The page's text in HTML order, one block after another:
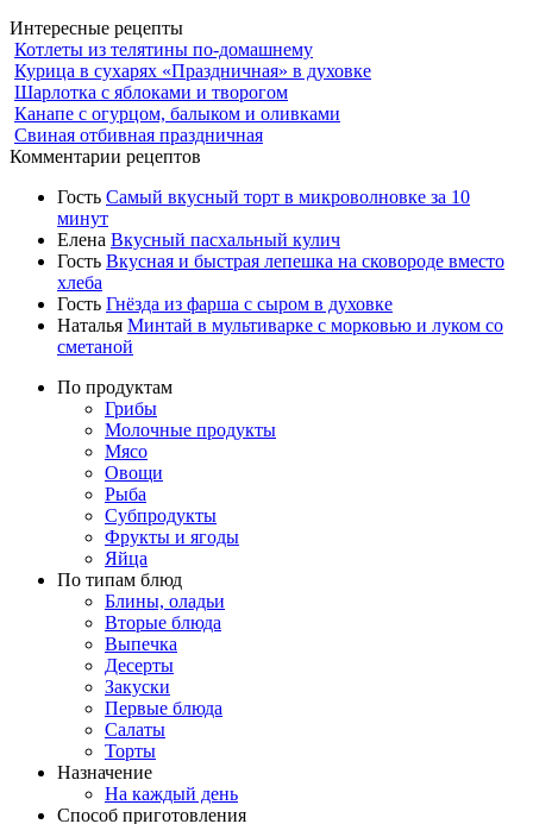
Интересные рецепты
Котлеты из телятины по-домашнему
Курица в сухарях «Праздничная» в духовке
Шарлотка с яблоками и творогом
Канапе с огурцом, балыком и оливками
Свиная отбивная праздничная
Комментарии рецептов
Гость Самый вкусный торт в микроволновке за 10
минут
Елена Вкусный пасхальный кулич
Гость Вкусная и быстрая лепешка на сковороде вместо
хлеба
Гость Гнёзда из фарша с сыром в духовке
Наталья Минтай в мультиварке с морковью и луком со
сметаной
По продуктам
Грибы
Молочные продукты
Мясо
Овощи
Рыба
Субпродукты
Фрукты и ягоды
Яйца
По типам блюд
Блины, оладьи
Вторые блюда
Выпечка
Десерты
Закуски
Первые блюда
Салаты
Торты
Назначение
На каждый день
Способ приготовления